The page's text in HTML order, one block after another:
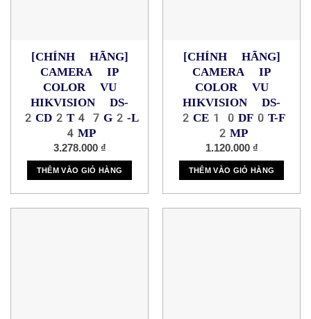
[CHÍNH HÃNG]
CAMERA IP
COLOR VU
HIKVISION DS-
2CD2T47G2-L
4MP
3.278.000 ₫
THÊM VÀO GIỎ HÀNG
[CHÍNH HÃNG]
CAMERA IP
COLOR VU
HIKVISION DS-
2CE10DF0T-F
2MP
1.120.000 ₫
THÊM VÀO GIỎ HÀNG